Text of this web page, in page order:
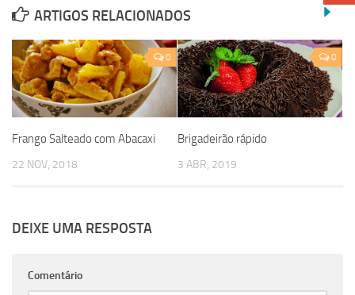
ARTIGOS RELACIONADOS
0
Frango Salteado com Abacaxi
22 NOV, 2018
0
Brigadeirão rápido
3 ABR, 2019
DEIXE UMA RESPOSTA
Comentário